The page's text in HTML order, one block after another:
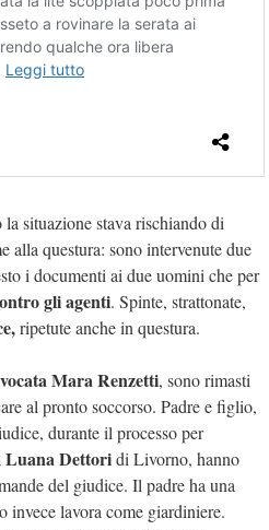
situazione stava rischiando di
alla questura: sono intervenute due
i documenti ai due uomini che per
gli agenti. Spinte, strattonate,
ripetute anche in questura.
Mara Renzetti, sono rimasti
al pronto soccorso. Padre e figlio,
durante il processo per
Luana Dettoridi Livorno, hanno
del giudice. Il padre ha una
lavora come giardiniere.